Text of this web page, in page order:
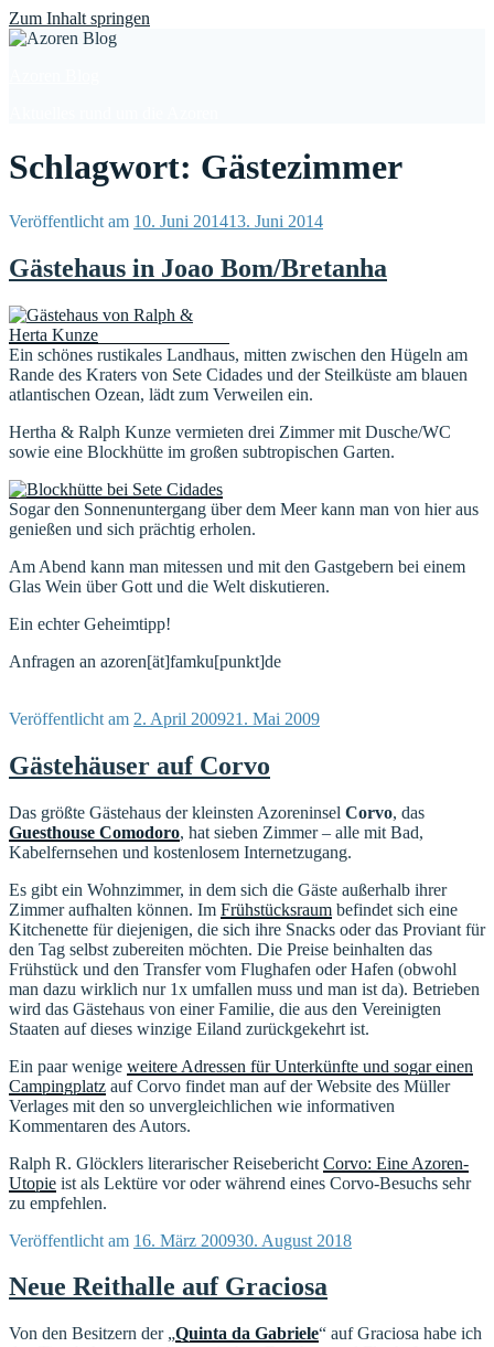
Zum Inhalt springen
Schlagwort: Gästezimmer
Veröffentlicht am 10. Juni 201413. Juni 2014
Gästehaus in Joao Bom/Bretanha
Ein schönes rustikales Landhaus, mitten zwischen den Hügeln am
Rande des Kraters von Sete Cidades und der Steilküste am blauen
atlantischen Ozean, lädt zum Verweilen ein.
Hertha & Ralph Kunze vermieten drei Zimmer mit Dusche/WC
sowie eine Blockhütte im großen subtropischen Garten.
Sogar den Sonnenuntergang über dem Meer kann man von hier aus
genießen und sich prächtig erholen.
Am Abend kann man mitessen und mit den Gastgebern bei einem
Glas Wein über Gott und die Welt diskutieren.
Ein echter Geheimtipp!
Anfragen an azoren[ät]famku[punkt]de
Veröffentlicht am 2. April 200921. Mai 2009
Gästehäuser auf Corvo
Das größte Gästehaus der kleinsten Azoreninsel Corvo, das
Guesthouse Comodoro, hat sieben Zimmer – alle mit Bad,
Kabelfernsehen und kostenlosem Internetzugang.
Es gibt ein Wohnzimmer, in dem sich die Gäste außerhalb ihrer
Zimmer aufhalten können. Im Frühstücksraum befindet sich eine
Kitchenette für diejenigen, die sich ihre Snacks oder das Proviant für
den Tag selbst zubereiten möchten. Die Preise beinhalten das
Frühstück und den Transfer vom Flughafen oder Hafen (obwohl
man dazu wirklich nur 1x umfallen muss und man ist da). Betrieben
wird das Gästehaus von einer Familie, die aus den Vereinigten
Staaten auf dieses winzige Eiland zurückgekehrt ist.
Ein paar wenige weitere Adressen für Unterkünfte und sogar einen
Campingplatz auf Corvo findet man auf der Website des Müller
Verlages mit den so unvergleichlichen wie informativen
Kommentaren des Autors.
Ralph R. Glöcklers literarischer Reisebericht Corvo: Eine Azoren-
Utopie ist als Lektüre vor oder während eines Corvo-Besuchs sehr
zu empfehlen.
Veröffentlicht am 16. März 200930. August 2018
Neue Reithalle auf Graciosa
Von den Besitzern der „Quinta da Gabriele“ auf Graciosa habe ich